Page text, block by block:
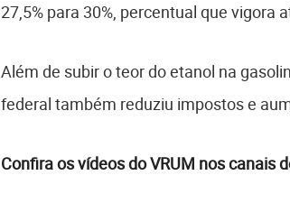
27,5% para 30%, percentual que vigora
Além de subir o teor do etanol na
federal também reduziu impostos e
Confira os vídeos do VRUM nos canais